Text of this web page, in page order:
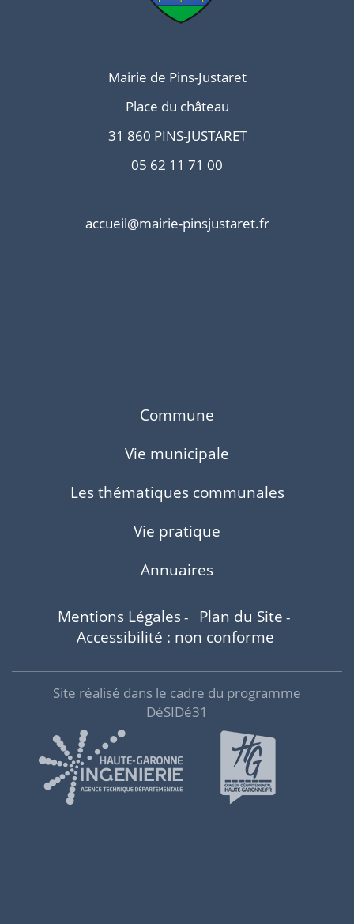
Mairie de Pins-Justaret
Place du château
31 860 PINS-JUSTARET
05 62 11 71 00
accueil@mairie-pinsjustaret.fr
Commune
Vie municipale
Les thématiques communales
Vie pratique
Annuaires
Mentions Légales- Plan du Site -
Accessibilité : non conforme
Site réalisé dans le cadre du programme
DéSIDé31